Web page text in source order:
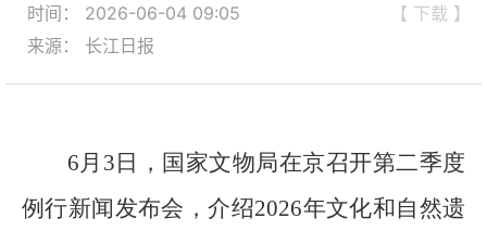
【 下载 】
时间： 2026-06-04 09:05
来源： 长江日报
6月3日，国家文物局在京召开第二季度
例行新闻发布会，介绍2026年文化和自然遗